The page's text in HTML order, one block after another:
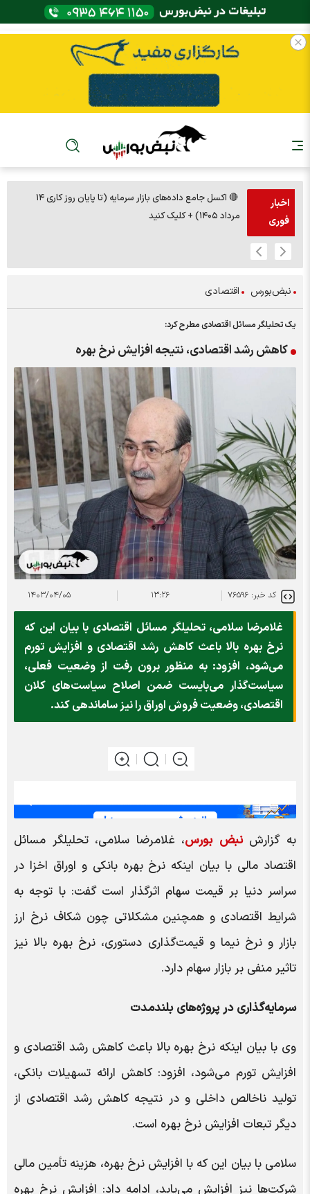
اخبار
فوری
🔴 اکسل جامع داده‌های بازار سرمایه (تا پایان روز کاری ۱۴
مرداد ۱۴۰۵) + کلیک کنید
نبض‌بورس اقتصادی
یک تحلیلگر مسائل اقتصادی مطرح کرد:
کاهش رشد اقتصادی، نتیجه افزایش نرخ بهره
کد خبر: ۷۶۵۹۶ ۱۳:۲۶ ۱۴۰۳/۰۴/۰۵
غلامرضا سلامی، تحلیلگر مسائل اقتصادی با بیان این که
نرخ بهره بالا باعث کاهش رشد اقتصادی و افزایش تورم
می‌شود، افزود: به منظور برون رفت از وضعیت فعلی،
سیاست‌گذار می‌بایست ضمن اصلاح سیاست‌های کلان
اقتصادی، وضعیت فروش اوراق را نیز ساماندهی کند.
به گزارش نبض بورس، غلامرضا سلامی، تحلیلگر مسائل
اقتصاد مالی با بیان اینکه نرخ بهره بانکی و اوراق اخزا در
سراسر دنیا بر قیمت سهام اثرگذار است گفت: با توجه به
شرایط اقتصادی و همچنین مشکلاتی چون شکاف نرخ ارز
بازار و نرخ نیما و قیمت‌گذاری دستوری، نرخ بهره بالا نیز
تاثیر منفی بر بازار سهام دارد.
سرمایه‌گذاری در پروژه‌های بلندمدت
وی با بیان اینکه نرخ بهره بالا باعث کاهش رشد اقتصادی و
افزایش تورم می‌شود، افزود: کاهش ارائه تسهیلات بانکی،
تولید ناخالص داخلی و در نتیجه کاهش رشد اقتصادی از
دیگر تبعات افزایش نرخ بهره است.
سلامی با بیان این که با افزایش نرخ بهره، هزینه تأمین مالی
شرکت‌ها نیز افزایش می‌یابد، ادامه داد: افزایش نرخ بهره